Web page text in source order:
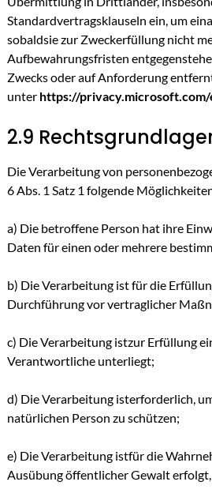
Standardvertragsklauseln ein, um
sobaldsie zur Zweckerfüllung nicht
Aufbewahrungsfristen
Zwecks oder auf Anforderung
unter https://
2.9
Die Verarbeitung von
6 Abs. 1 Satz 1 folgende
a) Die betroffene Person hat ihre
Daten für einen oder mehrere
b) Die Verarbeitung ist für die
Durchführung vor vertraglicher
c) Die Verarbeitung istzur Erfüllung
Verantwortliche unterliegt;
d) Die Verarbeitung isterforderlich,
natürlichen Person zu schützen;
e) Die Verarbeitung istfür die
Ausübung öffentlicher Gewalt